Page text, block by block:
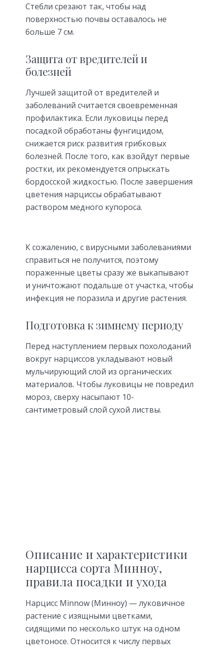
Стебли срезают так, чтобы над
поверхностью почвы оставалось не
больше 7 см.
Защита от вредителей и
болезней
Лучшей защитой от вредителей и
заболеваний считается своевременная
профилактика. Если луковицы перед
посадкой обработаны фунгицидом,
снижается риск развития грибковых
болезней. После того, как взойдут первые
ростки, их рекомендуется опрыскать
бордосской жидкостью. После завершения
цветения нарциссы обрабатывают
раствором медного купороса.
К сожалению, с вирусными заболеваниями
справиться не получится, поэтому
пораженные цветы сразу же выкапывают
и уничтожают подальше от участка, чтобы
инфекция не поразила и другие растения.
Подготовка к зимнему периоду
Перед наступлением первых похолоданий
вокруг нарциссов укладывают новый
мульчирующий слой из органических
материалов. Чтобы луковицы не повредил
мороз, сверху насыпают 10-
сантиметровый слой сухой листвы.
Описание и характеристики
нарцисса сорта Минноу,
правила посадки и ухода
Нарцисс Minnow (Минноу) — луковичное
растение с изящными цветками,
сидящими по несколько штук на одном
цветоносе. Относится к числу первых